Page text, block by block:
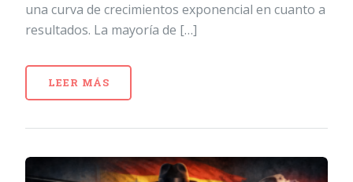
una curva de crecimientos exponencial en cuanto a
resultados. La mayoría de […]
LEER MÁS